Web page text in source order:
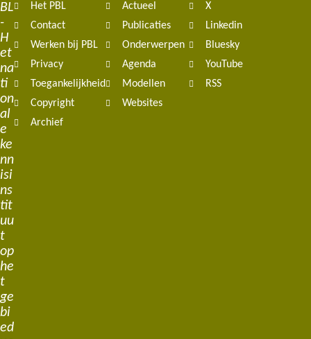
BL
-
H
et
na
ti
on
al
e
ke
nn
isi
ns
tit
uu
t
op
he
t
ge
bi
ed
navigation
Het PBL
Contact
Werken bij PBL
Privacy
Toegankelijkheid
Copyright
Archief
Actueel
Publicaties
Onderwerpen
Agenda
Modellen
Websites
X
Linkedin
Bluesky
YouTube
RSS